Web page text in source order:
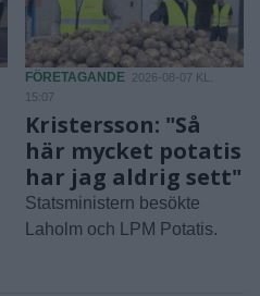
FÖRETAGANDE 2026-08-07 KL.
15:07
Kristersson: "Så
här mycket potatis
har jag aldrig sett"
Statsministern besökte
Laholm och LPM Potatis.